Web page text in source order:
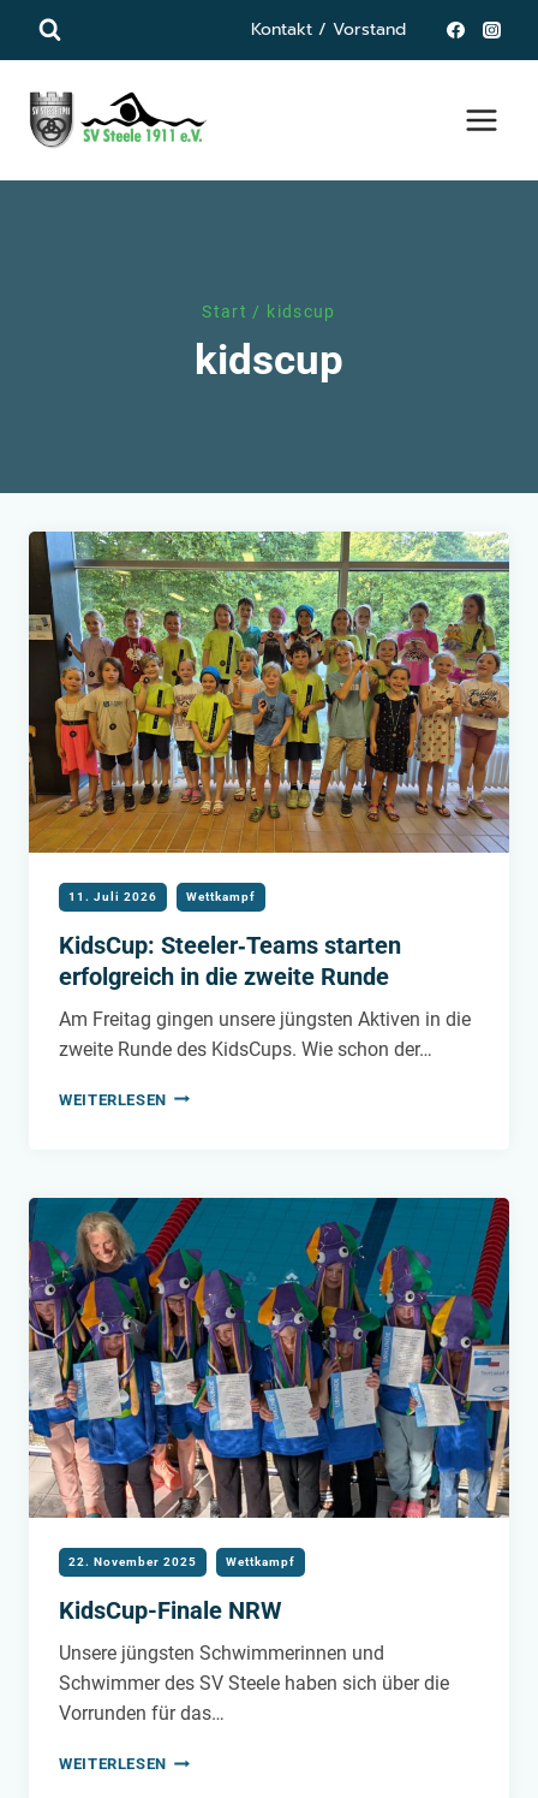
Inhalt
Kontakt / Vorstand
Start / kidscup
kidscup
KidsCup: Steeler‑Teams starten
erfolgreich in die zweite Runde
11. Juli 2026 Wettkampf
Am Freitag gingen unsere jüngsten Aktiven in die
zweite Runde des KidsCups. Wie schon der…
WEITERLESEN KIDSCUP:
DIE
ZWEITE
RUNDE
KidsCup-Finale NRW
22. November 2025 Wettkampf
Unsere jüngsten Schwimmerinnen und
Schwimmer des SV Steele haben sich über die
Vorrunden für das…
WEITERLESEN KIDSCUP-